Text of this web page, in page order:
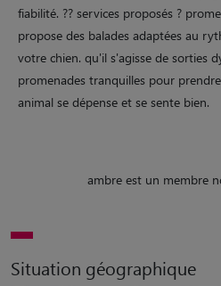
fiabilité. ?? services proposés ?
propose des balades adaptées au
votre chien. qu'il s'agisse de sorties
promenades tranquilles pour
animal se dépense et se sente bien.
ambre est un membre
Situation géographique